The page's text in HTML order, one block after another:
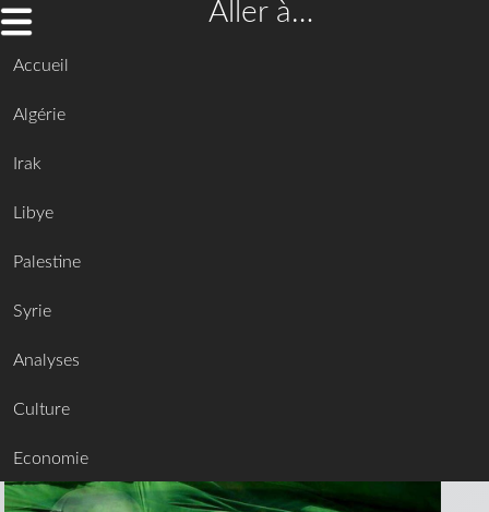
Aller à…
Accueil
Algérie
Irak
Libye
Palestine
Syrie
Analyses
Culture
Economie